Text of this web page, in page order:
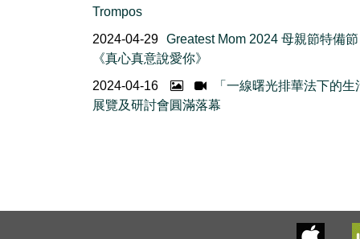
Trompos
2024-04-29 Greatest Mom 2024 母親節特備
《真心真意說愛你》
2024-04-16
「一線曙光排華法下的生
展覽及研討會圓滿落幕